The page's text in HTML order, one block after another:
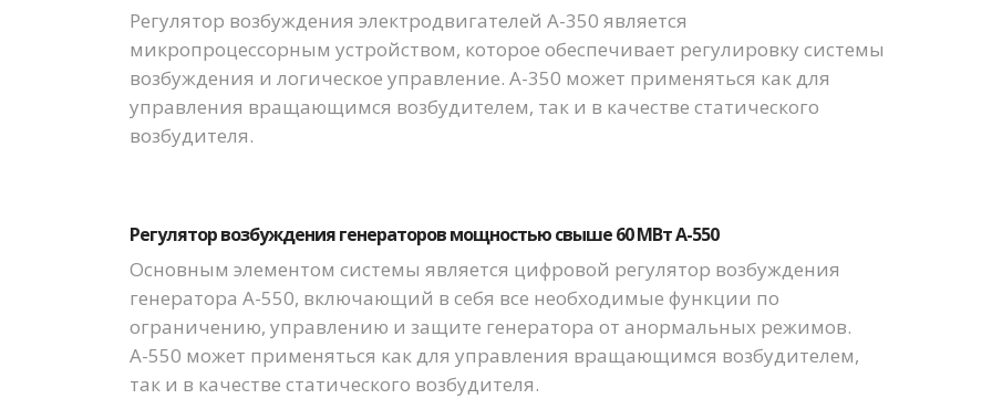
Регулятор возбуждения электродвигателей А-350 является
микропроцессорным устройством, которое обеспечивает регулировку системы
возбуждения и логическое управление. А-350 может применяться как для
управления вращающимся возбудителем, так и в качестве статического
возбудителя.
Регулятор возбуждения генераторов мощностью свыше 60 МВт А-550
Основным элементом системы является цифровой регулятор возбуждения
генератора А-550, включающий в себя все необходимые функции по
ограничению, управлению и защите генератора от анормальных режимов.
А-550 может применяться как для управления вращающимся возбудителем,
так и в качестве статического возбудителя.